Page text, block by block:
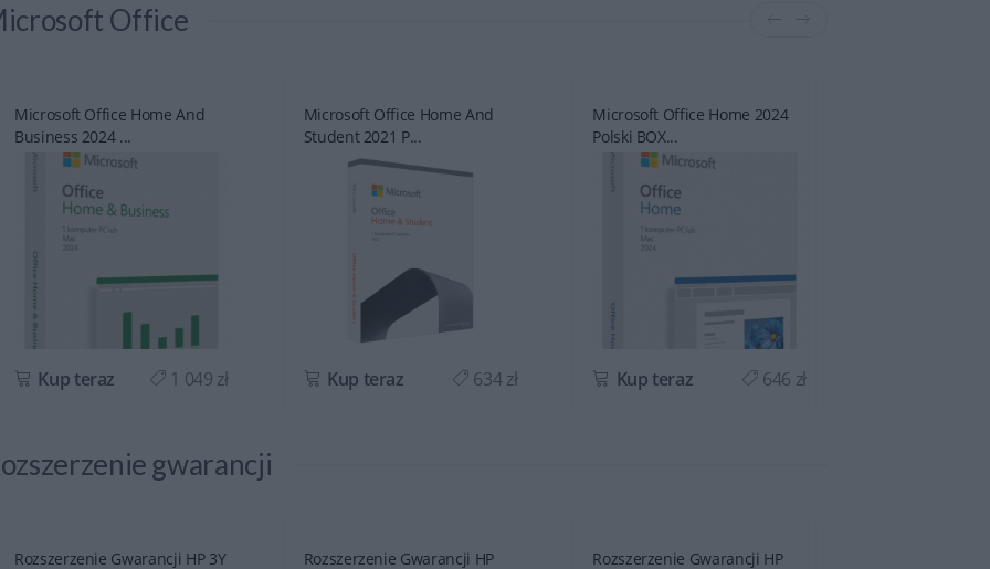
Office
Microsoft Office Home And
Business 2024 ...
Kup teraz 1 049 zł
Microsoft Office Home And
Student 2021 P...
Kup teraz 634 zł
Microsoft Office Home 2024
Polski BOX...
Kup teraz 646 zł
gwarancji
Rozszerzenie Gwarancji HP 3Y Rozszerzenie Gwarancji HP Rozszerzenie Gwarancji HP